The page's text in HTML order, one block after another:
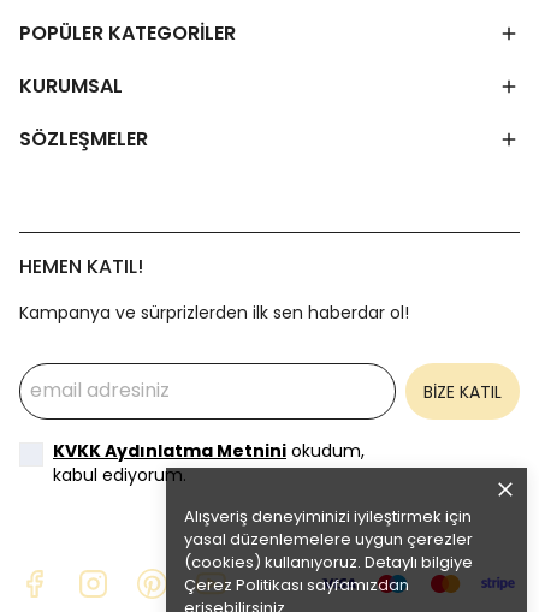
Alışveriş deneyiminizi iyileştirmek için
yasal düzenlemelere uygun çerezler
(cookies) kullanıyoruz. Detaylı bilgiye
Çerez Politikası sayfamızdan
POPÜLER KATEGORİLER
KURUMSAL
SÖZLEŞMELER
HEMEN KATIL!
Kampanya ve sürprizlerden ilk sen haberdar ol!
BİZE KATIL
KVKK Aydınlatma Metnini okudum,
kabul ediyorum.